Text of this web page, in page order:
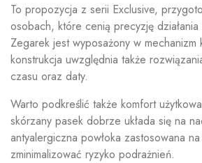
To propozycja z serii Exclusive,
osobach, które cenią precyzję
Zegarek jest wyposażony w
konstrukcja uwzględnia także
czasu oraz daty.
Warto podkreślić także komfort
skórzany pasek dobrze układa się na
antyalergiczna powłoka zastosowana
zminimalizować ryzyko podrażnień.